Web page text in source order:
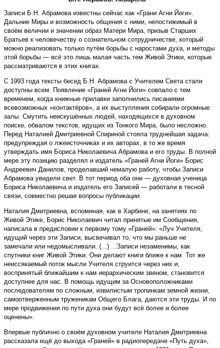
Записи Б.Н. Абрамова известны сейчас как «Грани Агни Йоги».
Дальние Миры и возможность общения с ними, непостижимый в
своём величии и значении образ Матери Мира, призыв Cтарших
Братьев к человечеству о сознательном сотрудничестве, который
можно реализовать только путём борьбы с наростами духа, и методы
этой борьбы — всё это лишь малая часть тем Живой Этики, которые
рассматриваются в этих книгах.
С 1993 года тексты бесед Б.Н. Абрамова с Учителем Света стали
доступны всем. Появление «Граней Агни Йоги» совпало с тем
временем, когда книжные прилавки заполнились писаниями
всевозможных «контактёров», а их выступления собирали огромные
залы. Смутить неискушённых людей, находящихся в духовном
поиске, обвалом текстов, идущих из Тонкого Мира, было несложно.
Перед Наталией Дмитриевной Спириной стояла труднейшая задача:
предупреждая о лжеисточниках и их авторах, в то же время
утверждать имя Бориса Николаевича Абрамова и его труды. В полной
мере эту позицию разделял и издатель «Граней Агни Йоги» Борис
Андреевич Данилов, проделавший немалую работу, чтобы Записи
Абрамова увидели свет. В тот период оба они — духовная ученица
Бориса Николаевича и издатель его Записей — работали в тесной
связи, совместно решая вопросы публикации.
Наталия Дмитриевна, вспоминая, как в Харбине, на занятиях по
Живой Этике, Борис Николаевич читал принятые им Сообщения,
написала в предисловии к первому тому «Граней»: «Луч Учителя,
идущий через эти Записи, высвечивал то, что мы раньше не
замечали или недомысливали. (...) ...Записи незаменимы, как
спутники книг Живой Этики. Они делают книги ближе к нам. Тот же
неиссякаемый поток мысли Учителя струится через них и,
воспринятый ближайшим к нам иерархическим звеном, становится
доступнее для нас. В помощь идущим за Основоположниками
последователям по сложным, извилистым тропинкам земной жизни,
самоотверженным труженикам Общего Блага, даются эти труды. И по
мере продвижения по пути духа они будут всё более и более
оценены».
Впервые публично о своём духовном учителе Наталия Дмитриевна
рассказала ещё до выхода «Граней» в радиопередаче «Путь духа»,